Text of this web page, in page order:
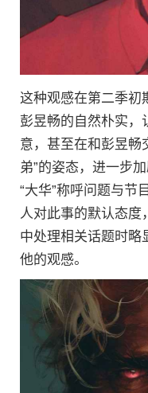
这种观感在第二季初
彭昱畅的自然朴实，
意，甚至在和彭昱畅
弟”的姿态，进一步
“大华”称呼问题与节
人对此事的默认态度
中处理相关话题时略
他的观感。